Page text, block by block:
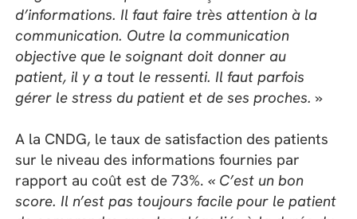
d’informations. Il faut faire très attention à la
communication. Outre la communication
objective que le soignant doit donner au
patient, il y a tout le ressenti. Il faut parfois
gérer le stress du patient et de ses proches. »
A la CNDG, le taux de satisfaction des patients
sur le niveau des informations fournies par
rapport au coût est de 73%. « C’est un bon
score. Il n’est pas toujours facile pour le patient